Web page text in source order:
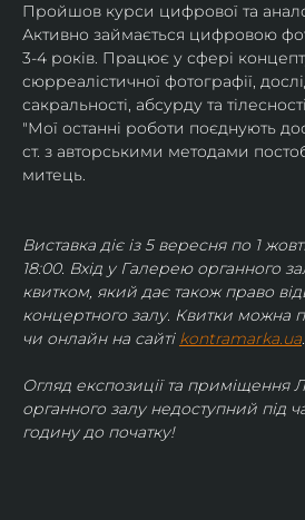
Пройшов курси цифрової та
Активно займається цифровою
3-4 років. Працює у сфері
сюрреалістичної фотографії,
сакральності, абсурду та
"Мої останні роботи поєднують
ст. з авторськими методами
митець.
Виставка діє із 5 вересня по 1
18:00. Вхід у Галерею органного
квитком, який дає також право
концертного залу. Квитки можна
чи онлайн на сайті kontramarka.ua.
Огляд експозиції та приміщення
органного залу недоступний під
годину до початку!